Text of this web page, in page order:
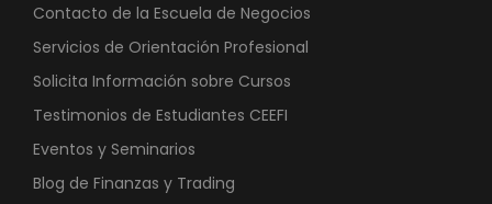
Contacto de la Escuela de Negocios
Servicios de Orientación Profesional
Solicita Información sobre Cursos
Testimonios de Estudiantes CEEFI
Eventos y Seminarios
Blog de Finanzas y Trading